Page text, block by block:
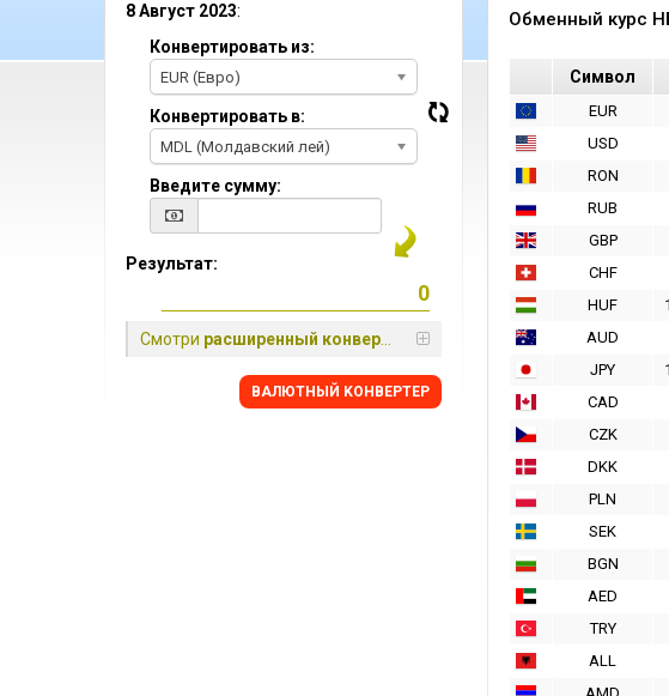
Oбменный курс
Cимвол
EUR
USD
RON
RUB
GBP
CHF
HUF
AUD
JPY
CAD
CZK
DKK
PLN
SEK
BGN
AED
TRY
ALL
8 Август 2023:
Конвертировать из:
EUR (Евро)
Конвертировать в:
MDL (Молдавский лей)
Введите сумму:
Результат:
Смотри расширенный конвертер
BАЛЮТНЫЙ KОНВЕРТЕР